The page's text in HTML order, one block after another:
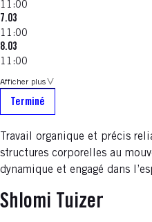
11:00
7.03
11:00
8.03
11:00
Afficher plus
Terminé
Travail organique et précis
structures corporelles au
dynamique et engagé dans
Shlomi Tuizer